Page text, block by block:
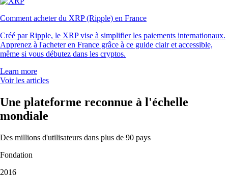
Comment acheter du XRP (Ripple) en France
Créé par Ripple, le XRP vise à simplifier les paiements internationaux.
Apprenez à l'acheter en France grâce à ce guide clair et accessible,
même si vous débutez dans les cryptos.
Learn more
Voir les articles
Une plateforme reconnue à l'échelle
mondiale
Des millions d'utilisateurs dans plus de 90 pays
Fondation
2016